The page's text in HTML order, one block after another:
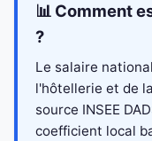
📊 Comment
?
Le salaire
l'hôtellerie et de
source INSEE
coefficient local